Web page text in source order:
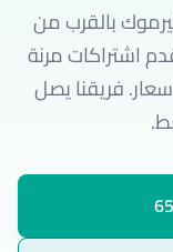
بالقرب من
اشتراكات مرنة
فريقنا يصل